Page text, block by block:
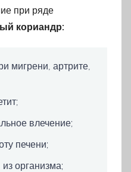
при ряде
кориандр:
мигрени, артрите,
влечение;
печени;
организма;